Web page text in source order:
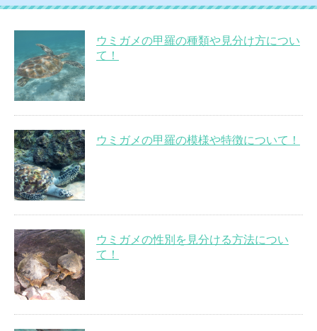
ウミガメの甲羅の種類や見分け方につい
て！
ウミガメの甲羅の模様や特徴について！
ウミガメの性別を見分ける方法につい
て！